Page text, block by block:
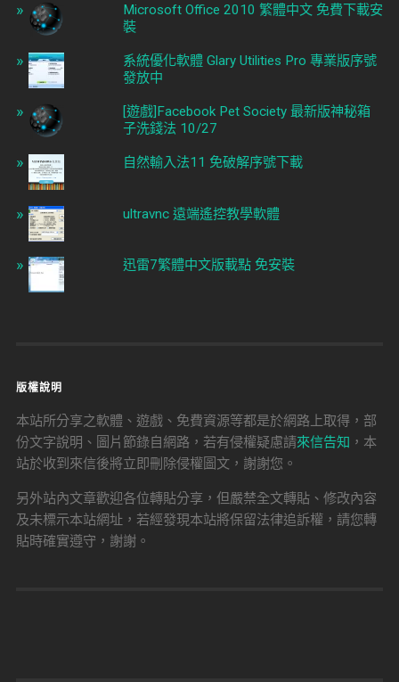
Microsoft Office 2010 繁體中文 免費下載安
裝
系統優化軟體 Glary Utilities Pro 專業版序號
發放中
[遊戲]Facebook Pet Society 最新版神秘箱
子洗錢法 10/27
自然輸入法11 免破解序號下載
ultravnc 遠端遙控教學軟體
迅雷7繁體中文版載點 免安裝
版權說明
本站所分享之軟體、遊戲、免費資源等都是於網路上取得，部
份文字說明、圖片節錄自網路，若有侵權疑慮請來信告知 ，本
站於收到來信後將立即刪除侵權圖文，謝謝您。
另外站內文章歡迎各位轉貼分享，但嚴禁全文轉貼、修改內容
及未標示本站網址，若經發現本站將保留法律追訴權，請您轉
貼時確實遵守，謝謝。